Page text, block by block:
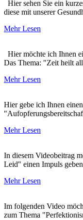
Hier sehen Sie ein
diese mit unserer
Mehr Lesen
Hier möchte ich Ihnen
Das Thema: "Zeit heilt
Mehr Lesen
Hier gebe ich Ihnen
Mehr Lesen
In diesem Videobeitrag
Leid" einen Impuls
Mehr Lesen
Im folgenden Video
zum Thema